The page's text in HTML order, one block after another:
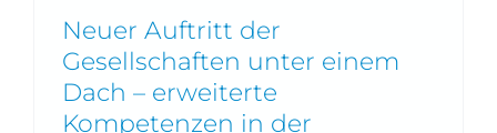
Neuer Auftritt der
Gesellschaften unter einem
Dach – erweiterte
Kompetenzen in der